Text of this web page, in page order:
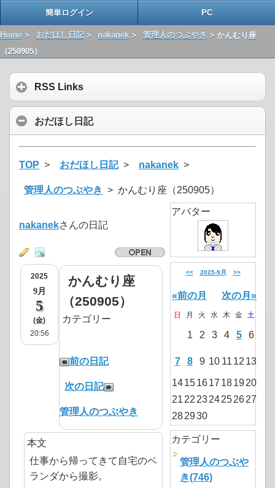
簡単ログイン PC
Home > おだほし日記> nakanek > 管理人のつぶやき > かんむり座
（250905）
RSS Links
おだほし日記
TOP > おだほし日記> nakanek >
管理人のつぶやき > かんむり座（250905）
nakanekさんの日記
2025
9月
5
(金)
20:56
かんむり座
（250905）
前の日記
次の日記
カテゴリー
管理人のつぶやき
本文
仕事から帰ってきて自宅のベ
ランダから撮影。
アバター
<< 2025-9月 >>
«前の月 次の月»
日 月 火 水 木 金 土
1 2 3 4 5 6
7 8 9 10 11 12 13
14151617 181920
21 22 2324252627
282930
カテゴリー
管理人のつぶや
き(746)